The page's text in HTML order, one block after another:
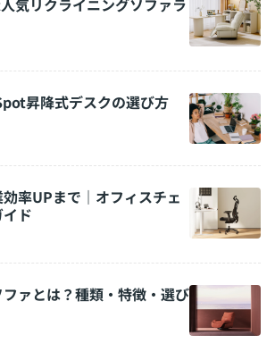
昇降式デスクの選び方
率UPまで｜オフィスチェ
ド
ァとは？種類・特徴・選び